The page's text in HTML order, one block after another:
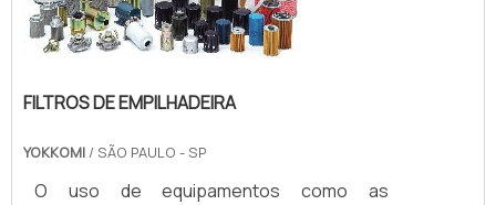
FILTROS DE EMPILHADEIRA
YOKKOMI / SÃO PAULO - SP
O uso de equipamentos como as